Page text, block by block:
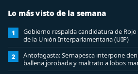
Lo más visto de la semana
1
Gobierno respalda candidatura de
de la Unión Interparlamentaria (UIP)
2
Antofagasta: Sernapesca interpone
ballena jorobada y maltrato a lobos